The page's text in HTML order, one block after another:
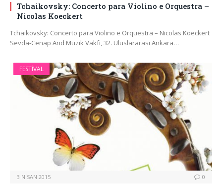
Tchaikovsky: Concerto para Violino e Orquestra –
Nicolas Koeckert
Tchaikovsky: Concerto para Violino e Orquestra – Nicolas Koeckert
Sevda-Cenap And Müzik Vakfı, 32. Uluslararası Ankara…
FESTIVAL
3 NISAN 2015 0